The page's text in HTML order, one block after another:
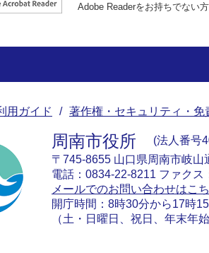
Adobe Readerをお持ちでない
用ガイド 著作権・セキュリティ・免
周南市役所
法人番号
〒745-8655 山口県周南市岐山
電話：0834-22-8211 ファクス
メールでのお問い合わせはこ
開庁時間：8時30分から17時
（土・日曜日、祝日、年末年